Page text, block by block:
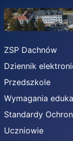
ZSP Dachnów
Dziennik
Przedszkole
Wymagania
Standardy
Uczniowie